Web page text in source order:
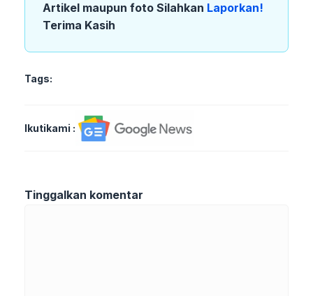
Artikel maupun foto Silahkan Laporkan!
Terima Kasih
Tags:
Ikutikami :
Tinggalkan komentar